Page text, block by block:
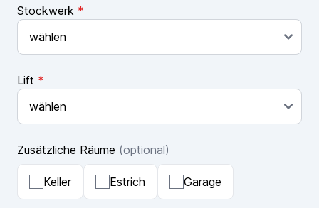
Stockwerk *
Lift *
Zusätzliche Räume (optional)
Keller Estrich Garage